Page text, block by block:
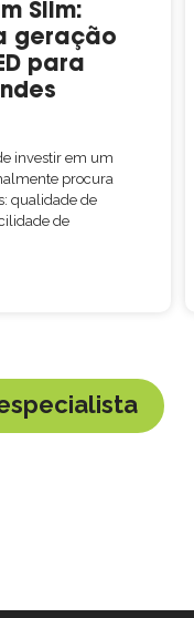
Slim:
geração
para
investir em um
procura
qualidade de
de